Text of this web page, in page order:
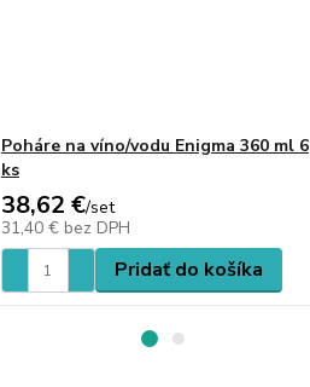
Poháre na víno/vodu Enigma 360 ml 6
ks
38,62 €/set
31,40 € bez DPH
Pridať do košíka